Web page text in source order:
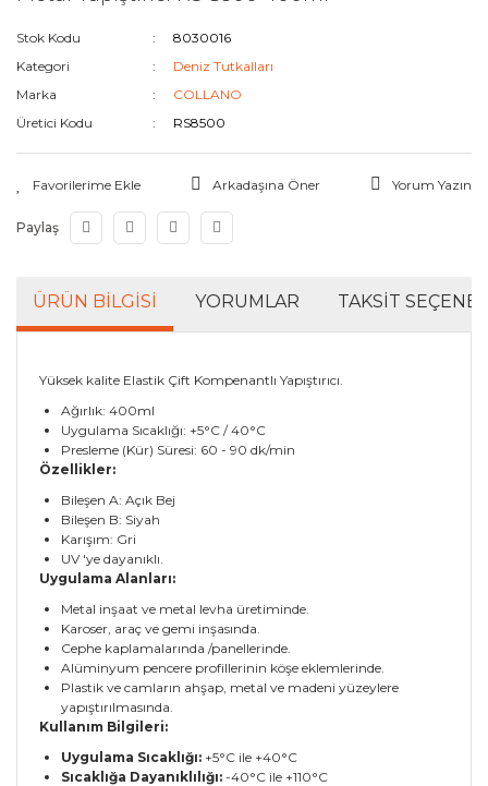
Stok Kodu
8030016
Kategori
Deniz Tutkalları
Marka
COLLANO
Üretici Kodu
RS8500
Arkadaşına Öner Yorum Yazın
Paylaş
ÜRÜN BILGISI YORUMLAR TAKSIT
Yüksek kalite Elastik Çift Kompenantlı Yapıştırıcı.
Ağırlık: 400ml
Uygulama Sıcaklığı: +5°C / 40°C
Presleme (Kür) Süresi: 60 - 90 dk/min
Özellikler:
Bileşen A: Açık Bej
Bileşen B: Siyah
Karışım: Gri
UV 'ye dayanıklı.
Uygulama Alanları:
Metal inşaat ve metal levha üretiminde.
Karoser, araç ve gemi inşasında.
Cephe kaplamalarında /panellerinde.
Alüminyum pencere profillerinin köşe eklemlerinde.
Plastik ve camların ahşap, metal ve madeni yüzeylere
yapıştırılmasında.
Kullanım Bilgileri:
Uygulama Sıcaklığı: +5°C ile +40°C
Sıcaklığa Dayanıklılığı: -40°C ile +110°C